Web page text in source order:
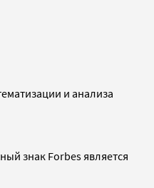
и анализа
знак Forbes является